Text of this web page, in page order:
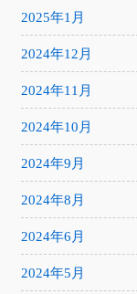
2025年1月
2024年12月
2024年11月
2024年10月
2024年9月
2024年8月
2024年6月
2024年5月